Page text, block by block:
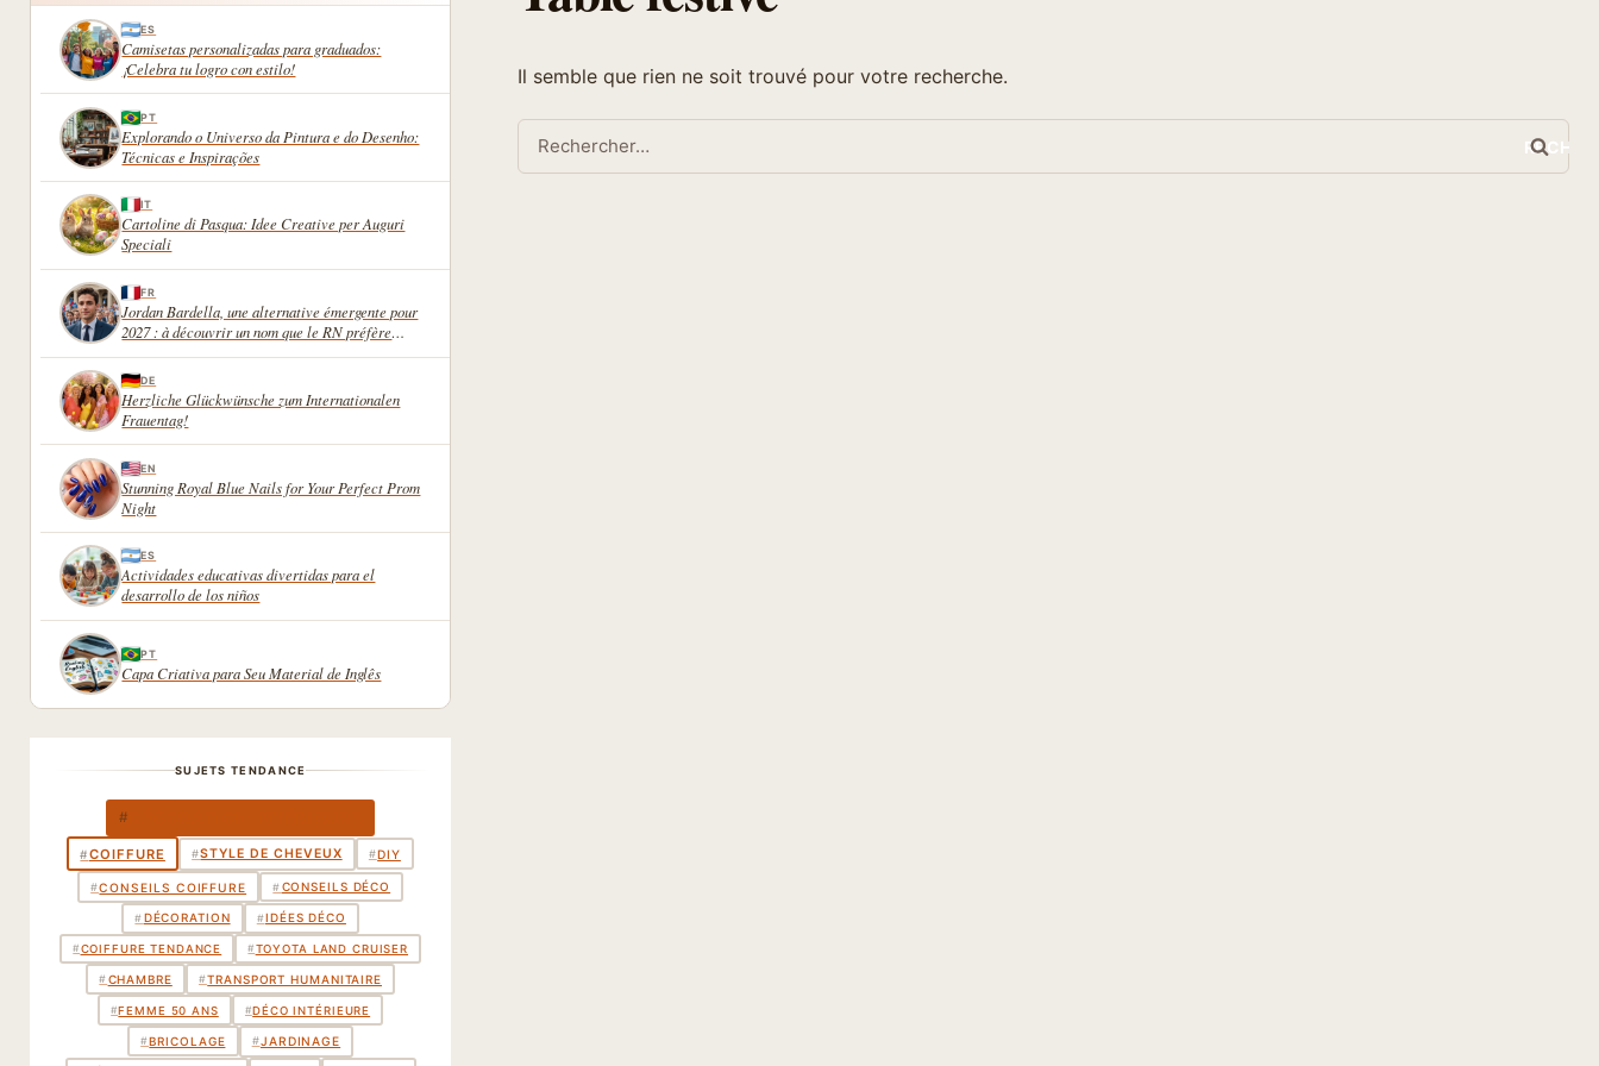
Il semble que rien ne soit trouvé pour votre recherche.
ES
Camisetas personalizadas para graduados:
¡Celebra tu logro con estilo!
PT
Explorando o Universo da Pintura e do Desenho:
Técnicas e Inspirações
IT
Cartoline di Pasqua: Idee Creative per Auguri
Speciali
FR
Jordan Bardella, une alternative émergente pour
2027 : à découvrir un nom que le RN préfère
DE
Herzliche Glückwünsche zum Internationalen
Frauentag!
EN
Stunning Royal Blue Nails for Your Perfect Prom
Night
ES
Actividades educativas divertidas para el
desarrollo de los niños
PT
Capa Criativa para Seu Material de Inglês
SUJETS TENDANCE
#
#COIFFURE #STYLE DE CHEVEUX #DIY
#CONSEILS COIFFURE #CONSEILS DÉCO
#DÉCORATION #IDÉES DÉCO
# COIFFURE TENDANCE # TOYOTA LAND CRUISER
#CHAMBRE #TRANSPORT HUMANITAIRE
#FEMME 50 ANS #DÉCO INTÉRIEURE
#BRICOLAGE #JARDINAGE